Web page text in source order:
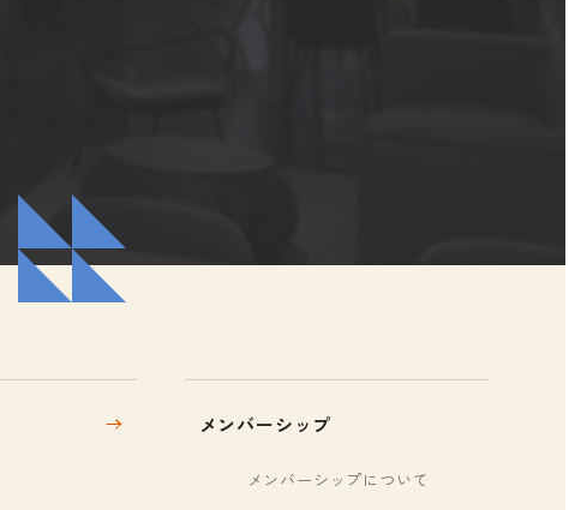
メンバーシップ
メンバーシップについて